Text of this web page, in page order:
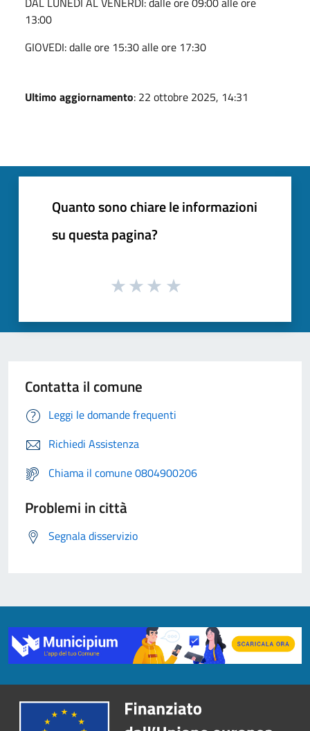
13:00
GIOVEDI: dalle ore 15:30 alle ore 17:30
Ultimo aggiornamento: 22 ottobre 2025, 14:31
Quanto sono chiare le informazioni
su questa pagina?
Contatta il comune
Leggi le domande frequenti
Richiedi Assistenza
Chiama il comune 0804900206
Problemi in città
Segnala disservizio